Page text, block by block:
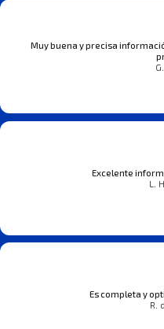
Muy buena y precisa
Excelente
L.
Es completa y
R.